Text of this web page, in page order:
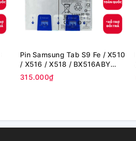
Pin Samsung Tab S9 Fe / X510
/ X516 / X518 / BX516ABY
8000mAh 30.88Wh (Zin cty)
315.000₫